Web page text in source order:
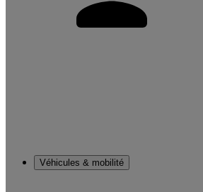
Véhicules & mobilité